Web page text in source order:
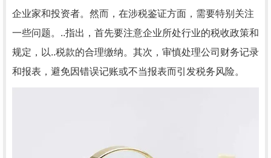
企业家和投资者。然而，在涉税鉴证方面，需要特别关注
一些问题。..指出，首先要注意企业所处行业的税收政策和
规定，以..税款的合理缴纳。其次，审慎处理公司财务记录
和报表，避免因错误记账或不当报表而引发税务风险。